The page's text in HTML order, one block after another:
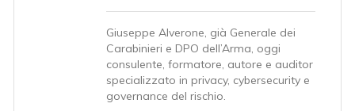
Giuseppe Alverone, già Generale dei
Carabinieri e DPO dell’Arma, oggi
consulente, formatore, autore e auditor
specializzato in privacy, cybersecurity e
governance del rischio.